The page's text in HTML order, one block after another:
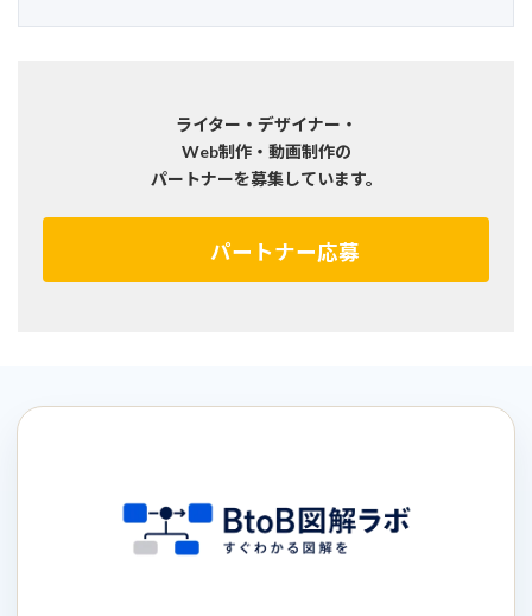
ライター・デザイナー・
Web制作・動画制作の
パートナーを募集しています。
パートナー応募